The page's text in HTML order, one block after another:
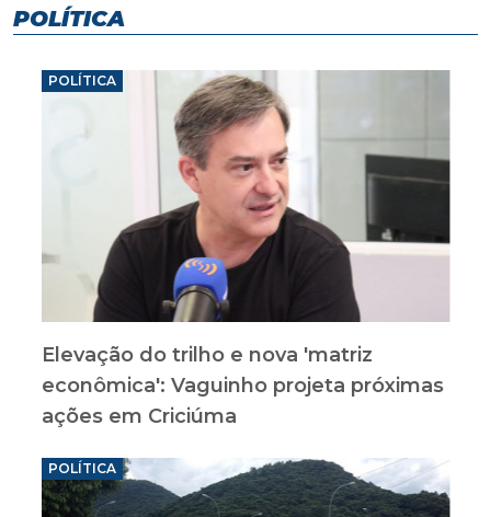
POLÍTICA
POLÍTICA
Elevação do trilho e nova 'matriz
econômica': Vaguinho projeta próximas
ações em Criciúma
POLÍTICA